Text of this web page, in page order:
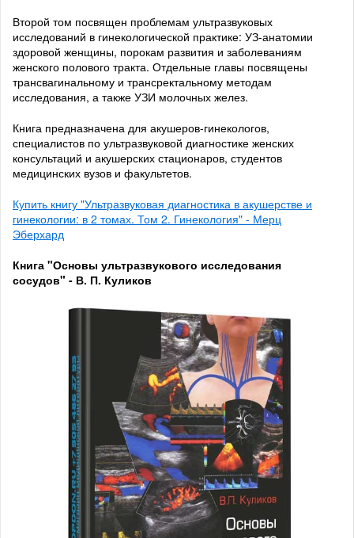
Второй том посвящен проблемам ультразвуковых
исследований в гинекологической практике: УЗ-анатомии
здоровой женщины, порокам развития и заболеваниям
женского полового тракта. Отдельные главы посвящены
трансвагинальному и трансректальному методам
исследования, а также УЗИ молочных желез.
Книга предназначена для акушеров-гинекологов,
специалистов по ультразвуковой диагностике женских
консультаций и акушерских стационаров, студентов
медицинских вузов и факультетов.
Купить книгу "Ультразвуковая диагностика в акушерстве и
гинекологии: в 2 томах. Том 2. Гинекология" - Мерц
Эберхард
Книга "Основы ультразвукового исследования
сосудов" - В. П. Куликов